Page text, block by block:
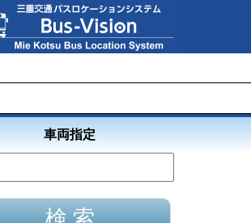
車両指定